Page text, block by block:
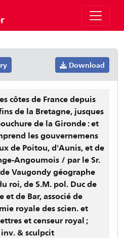
Download
côtes de France depuis
de la Bretagne, jusques
de la Gironde : et
les gouvernemens
de Poitou, d'Aunis, et de
Angoumois / par le Sr.
Vaugondy géographe
roi, de S.M. pol. Duc de
et de Bar, associé de
royale des scien. et
et censeur royal ;
& sculpcit